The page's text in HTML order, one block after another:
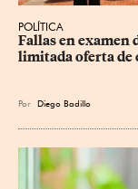
POLÍTICA
Fallas en examen
limitada oferta de
Por Diego Badillo